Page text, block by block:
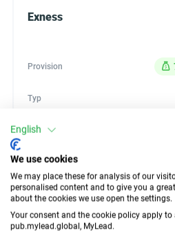
Exness
Provision
Typ
Auszahlung
Conversion
Fasse das
Programm mit KI
zusammen
English
We use cookies
We may place these for analysis of our
personalised content and to give you a
about the cookies we use open the settings.
Your consent and the cookie policy apply
pub.mylead.global, MyLead.